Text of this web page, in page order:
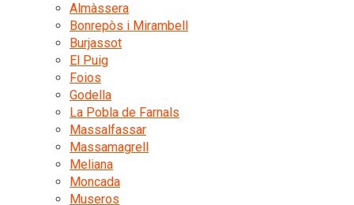
Almàssera
Bonrepòs i Mirambell
Burjassot
El Puig
Foios
Godella
La Pobla de Farnals
Massalfassar
Massamagrell
Meliana
Moncada
Museros